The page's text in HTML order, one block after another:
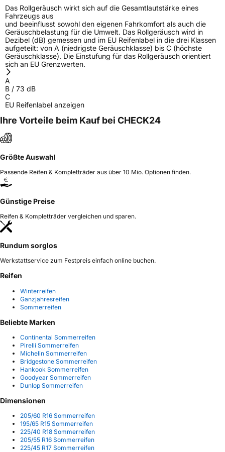
Carmes-Déchaux 23 63000 Clermont-
Ferrand Frankreich, contact@tc.michelin.eu
Das Rollgeräusch wirkt sich auf die Gesamtlautstärke eines
Fahrzeugs aus
und beeinflusst sowohl den eigenen Fahrkomfort als auch die
Geräuschbelastung für die Umwelt. Das Rollgeräusch wird in
Dezibel (dB) gemessen und im EU Reifenlabel in die drei Klassen
aufgeteilt: von A (niedrigste Geräuschklasse) bis C (höchste
Geräuschklasse). Die Einstufung für das Rollgeräusch orientiert
sich an EU Grenzwerten.
A
B / 73 dB
C
EU Reifenlabel anzeigen
Ihre Vorteile beim Kauf bei CHECK24
Größte Auswahl
Passende Reifen & Kompletträder aus über 10 Mio. Optionen finden.
Günstige Preise
Reifen & Kompletträder vergleichen und sparen.
Rundum sorglos
Werkstattservice zum Festpreis einfach online buchen.
Reifen
Winterreifen
Ganzjahresreifen
Sommerreifen
Beliebte Marken
Continental Sommerreifen
Pirelli Sommerreifen
Michelin Sommerreifen
Bridgestone Sommerreifen
Hankook Sommerreifen
Goodyear Sommerreifen
Dunlop Sommerreifen
Dimensionen
205/60 R16 Sommerreifen
195/65 R15 Sommerreifen
225/40 R18 Sommerreifen
205/55 R16 Sommerreifen
225/45 R17 Sommerreifen